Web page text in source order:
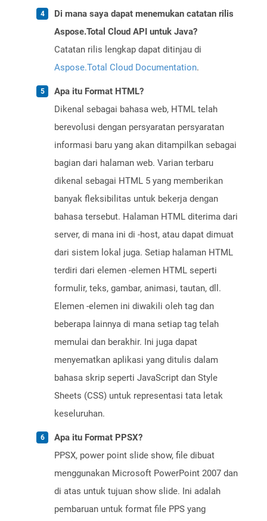
Di mana saya dapat menemukan catatan rilis
Aspose.Total Cloud API untuk Java?
Catatan rilis lengkap dapat ditinjau di
Aspose.Total Cloud Documentation.
Apa itu Format HTML?
Dikenal sebagai bahasa web, HTML telah
berevolusi dengan persyaratan persyaratan
informasi baru yang akan ditampilkan sebagai
bagian dari halaman web. Varian terbaru
dikenal sebagai HTML 5 yang memberikan
banyak fleksibilitas untuk bekerja dengan
bahasa tersebut. Halaman HTML diterima dari
server, di mana ini di -host, atau dapat dimuat
dari sistem lokal juga. Setiap halaman HTML
terdiri dari elemen -elemen HTML seperti
formulir, teks, gambar, animasi, tautan, dll.
Elemen -elemen ini diwakili oleh tag dan
beberapa lainnya di mana setiap tag telah
memulai dan berakhir. Ini juga dapat
menyematkan aplikasi yang ditulis dalam
bahasa skrip seperti JavaScript dan Style
Sheets (CSS) untuk representasi tata letak
keseluruhan.
Apa itu Format PPSX?
PPSX, power point slide show, file dibuat
menggunakan Microsoft PowerPoint 2007 dan
di atas untuk tujuan show slide. Ini adalah
pembaruan untuk format file PPS yang